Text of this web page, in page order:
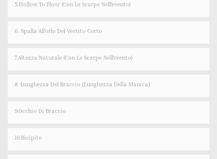
5.Hollow To Floor (con Le Scarpe Nell'evento)
6. Spalla All'orlo Del Vestito Corto
7.Altezza Naturale (con Le Scarpe Nell'evento)
8. Lunghezza Del Braccio (lunghezza Della Manica)
9.Occhio Di Braccio
10.Bicipite